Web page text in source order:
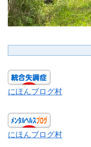
にほんブログ村
にほんブログ村